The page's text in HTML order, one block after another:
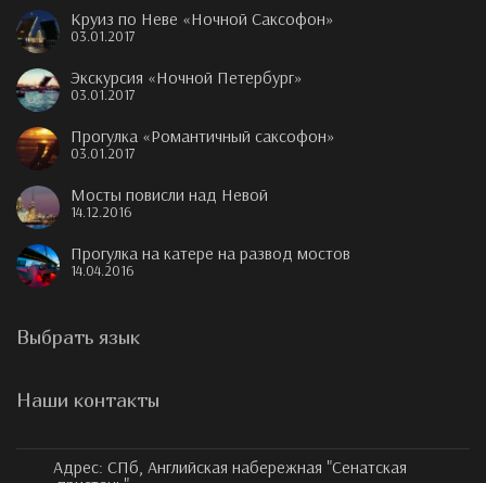
Круиз по Неве «Ночной Саксофон»
03.01.2017
Экскурсия «Ночной Петербург»
03.01.2017
Прогулка «Романтичный саксофон»
03.01.2017
Мосты повисли над Невой
14.12.2016
Прогулка на катере на развод мостов
14.04.2016
Выбрать язык
Наши контакты
Адрес: СПб, Английская набережная "Сенатская